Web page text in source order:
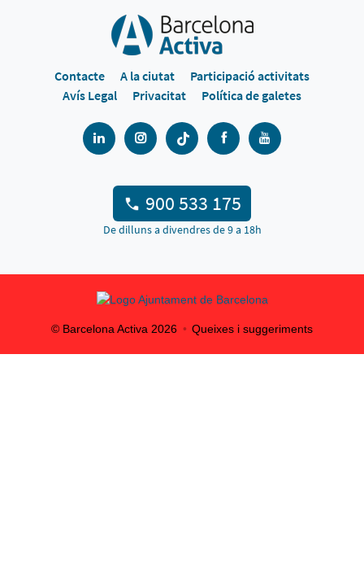
Contacte A la ciutat
Participació activitats
Avís Legal
Privacitat Política de galetes
900 533 175
De dilluns a divendres de 9 a 18h
© Barcelona Activa 2026 Queixes i suggeriments